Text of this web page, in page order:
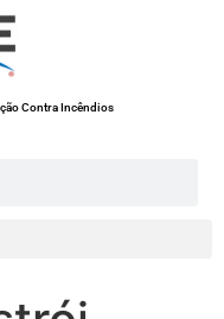
Contra Incêndios